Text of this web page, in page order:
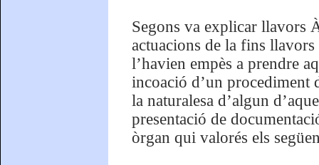
Segons va explicar llavors
actuacions de la fins llavors
l’havien empès a prendre
incoació d’un procediment
la naturalesa d’algun
presentació de
òrgan qui valorés els